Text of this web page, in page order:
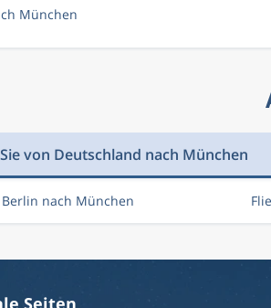
München
von Deutschland nach München
Berlin nach München
Seiten